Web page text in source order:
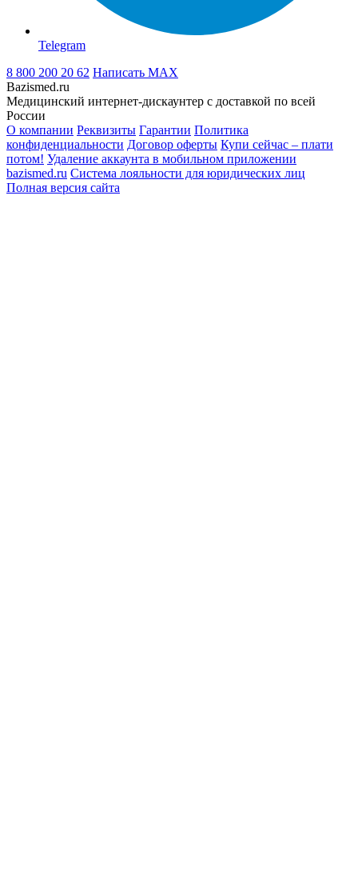
Telegram
8 800 200 20 62 Написать MAX
Bazismed.ru
Медицинский интернет-дискаунтер с доставкой по всей
России
О компании Реквизиты Гарантии Политика
конфиденциальности Договор оферты Купи сейчас – плати
потом! Удаление аккаунта в мобильном приложении
bazismed.ru Система лояльности для юридических лиц
Полная версия сайта